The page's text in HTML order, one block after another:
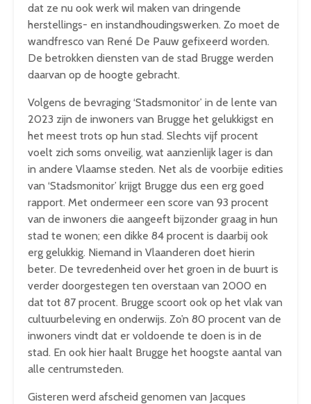
dat ze nu ook werk wil maken van dringende
herstellings- en instandhoudingswerken. Zo moet de
wandfresco van René De Pauw gefixeerd worden.
De betrokken diensten van de stad Brugge werden
daarvan op de hoogte gebracht.
Volgens de bevraging ‘Stadsmonitor’ in de lente van
2023 zijn de inwoners van Brugge het gelukkigst en
het meest trots op hun stad. Slechts vijf procent
voelt zich soms onveilig, wat aanzienlijk lager is dan
in andere Vlaamse steden. Net als de voorbije edities
van ‘Stadsmonitor’ krijgt Brugge dus een erg goed
rapport. Met ondermeer een score van 93 procent
van de inwoners die aangeeft bijzonder graag in hun
stad te wonen; een dikke 84 procent is daarbij ook
erg gelukkig. Niemand in Vlaanderen doet hierin
beter. De tevredenheid over het groen in de buurt is
verder doorgestegen ten overstaan van 2000 en
dat tot 87 procent. Brugge scoort ook op het vlak van
cultuurbeleving en onderwijs. Zo’n 80 procent van de
inwoners vindt dat er voldoende te doen is in de
stad. En ook hier haalt Brugge het hoogste aantal van
alle centrumsteden.
Gisteren werd afscheid genomen van Jacques